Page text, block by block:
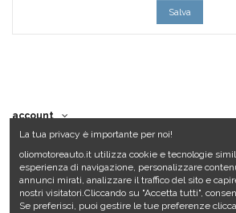
Salva
account
Contact us
La tua privacy è importante per noi!
oliomotoreauto.it utilizza cookie e tecnologie
esperienza di navigazione, personalizzare
annunci mirati, analizzare il traffico del sito e
nostri visitatori.Cliccando su "Accetta tutti",
Se preferisci, puoi gestire le tue preferenze